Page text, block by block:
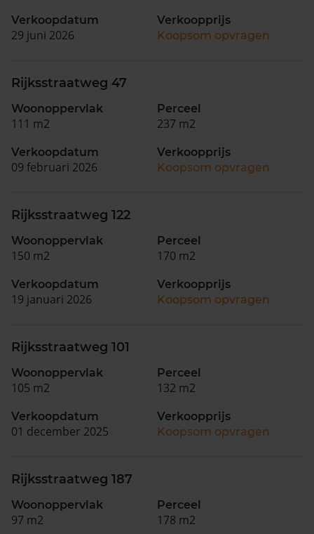
Verkoopdatum
29 juni 2026
Verkoopprijs
Koopsom opvragen
Rijksstraatweg 47
Woonoppervlak
111 m2
Perceel
237 m2
Verkoopdatum
09 februari 2026
Verkoopprijs
Koopsom opvragen
Rijksstraatweg 122
Woonoppervlak
150 m2
Perceel
170 m2
Verkoopdatum
19 januari 2026
Verkoopprijs
Koopsom opvragen
Rijksstraatweg 101
Woonoppervlak
105 m2
Perceel
132 m2
Verkoopdatum
01 december 2025
Verkoopprijs
Koopsom opvragen
Rijksstraatweg 187
Woonoppervlak
97 m2
Perceel
178 m2